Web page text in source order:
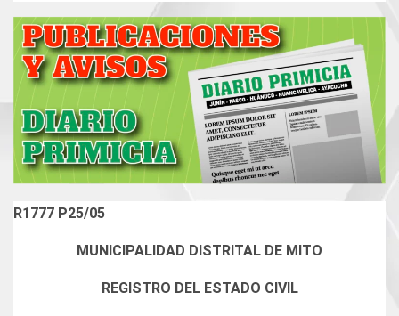
R1777 P25/05
MUNICIPALIDAD DISTRITAL DE MITO
REGISTRO DEL ESTADO CIVIL